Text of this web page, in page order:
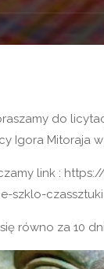
do
Igora Mitoraja
link :
szklo-
równo za 10